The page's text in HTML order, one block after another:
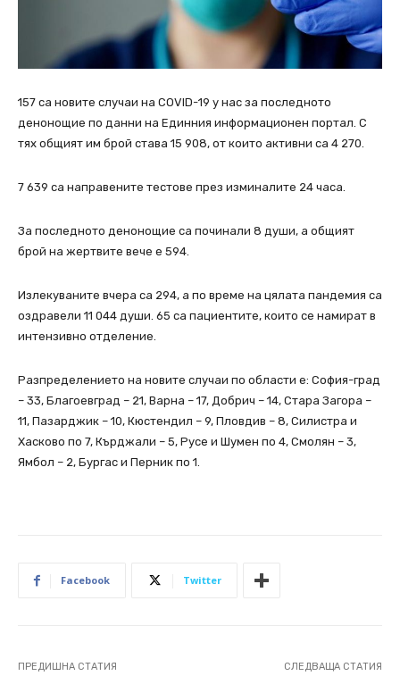
157 са новите случаи на COVID-19 у нас за последното
денонощие по данни на Единния информационен портал. С
тях общият им брой става 15 908, от които активни са 4 270.
7 639 са направените тестове през изминалите 24 часа.
За последното денонощие са починали 8 души, а общият
брой на жертвите вече е 594.
Излекуваните вчера са 294, а по време на цялата пандемия са
оздравели 11 044 души. 65 са пациентите, които се намират в
интензивно отделение.
Разпределението на новите случаи по области е: София-град
– 33, Благоевград – 21, Варна – 17, Добрич – 14, Стара Загора –
11, Пазарджик – 10, Кюстендил – 9, Пловдив – 8, Силистра и
Хасково по 7, Кърджали – 5, Русе и Шумен по 4, Смолян – 3,
Ямбол – 2, Бургас и Перник по 1.
Facebook Twitter
ПРЕДИШНА СТАТИЯ СЛЕДВАЩА СТАТИЯ